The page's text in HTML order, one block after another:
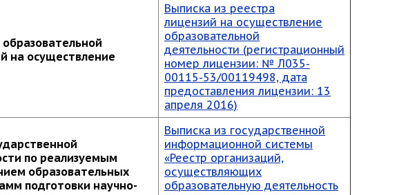
на осуществление
Выписка из реестра
лицензий на осуществление
образовательной
деятельности (регистрационный
номер лицензии: № Л035-
00115-53/00119498, дата
предоставления лицензии: 13
апреля 2016)
по реализуемым
образовательных
подготовки научно-
Выписка из государственной
информационной системы
«Реестр организаций,
осуществляющих
образовательную деятельность